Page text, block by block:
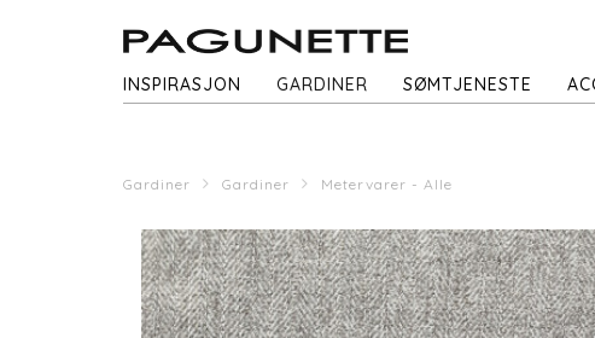
INSPIRASJON GARDINER SØMTJENESTE
Gardiner Gardiner Metervarer - Alle